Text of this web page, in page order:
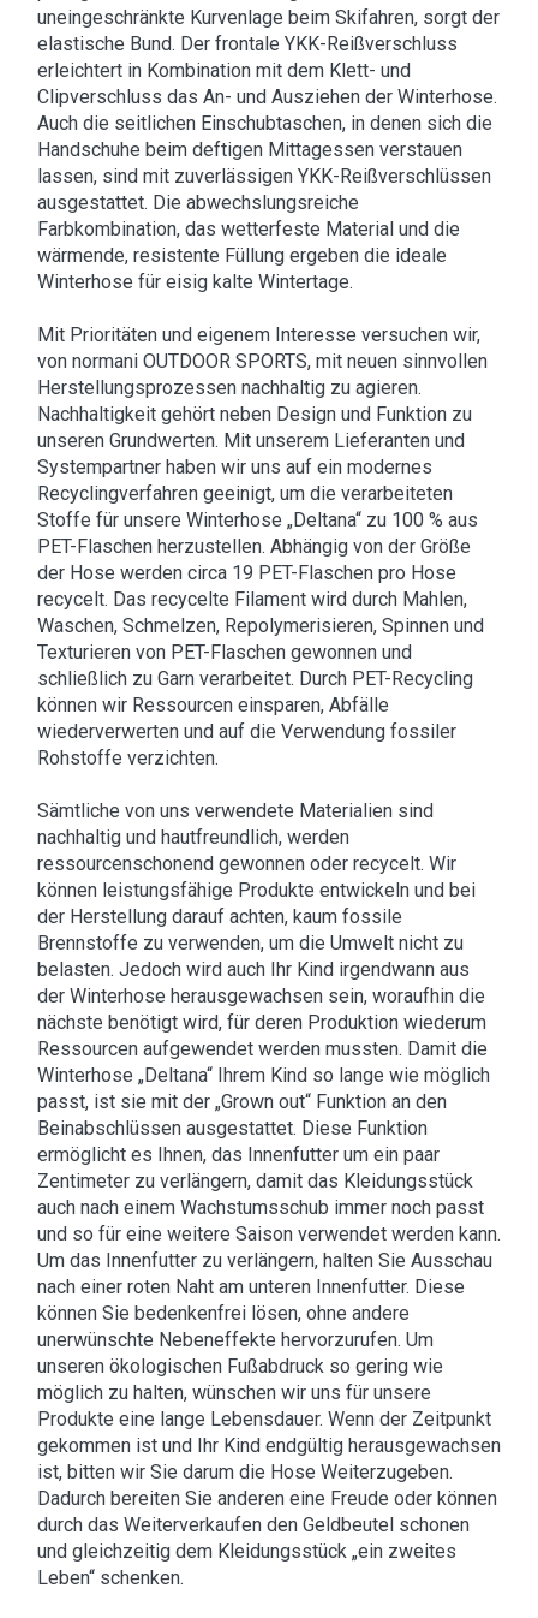
uneingeschränkte Kurvenlage beim Skifahren, sorgt der
elastische Bund. Der frontale YKK-Reißverschluss
erleichtert in Kombination mit dem Klett- und
Clipverschluss das An- und Ausziehen der Winterhose.
Auch die seitlichen Einschubtaschen, in denen sich die
Handschuhe beim deftigen Mittagessen verstauen
lassen, sind mit zuverlässigen YKK-Reißverschlüssen
ausgestattet. Die abwechslungsreiche
Farbkombination, das wetterfeste Material und die
wärmende, resistente Füllung ergeben die ideale
Winterhose für eisig kalte Wintertage.
Mit Prioritäten und eigenem Interesse versuchen wir,
von normani OUTDOOR SPORTS, mit neuen sinnvollen
Herstellungsprozessen nachhaltig zu agieren.
Nachhaltigkeit gehört neben Design und Funktion zu
unseren Grundwerten. Mit unserem Lieferanten und
Systempartner haben wir uns auf ein modernes
Recyclingverfahren geeinigt, um die verarbeiteten
Stoffe für unsere Winterhose „Deltana“ zu 100 % aus
PET-Flaschen herzustellen. Abhängig von der Größe
der Hose werden circa 19 PET-Flaschen pro Hose
recycelt. Das recycelte Filament wird durch Mahlen,
Waschen, Schmelzen, Repolymerisieren, Spinnen und
Texturieren von PET-Flaschen gewonnen und
schließlich zu Garn verarbeitet. Durch PET-Recycling
können wir Ressourcen einsparen, Abfälle
wiederverwerten und auf die Verwendung fossiler
Rohstoffe verzichten.
Sämtliche von uns verwendete Materialien sind
nachhaltig und hautfreundlich, werden
ressourcenschonend gewonnen oder recycelt. Wir
können leistungsfähige Produkte entwickeln und bei
der Herstellung darauf achten, kaum fossile
Brennstoffe zu verwenden, um die Umwelt nicht zu
belasten. Jedoch wird auch Ihr Kind irgendwann aus
der Winterhose herausgewachsen sein, woraufhin die
nächste benötigt wird, für deren Produktion wiederum
Ressourcen aufgewendet werden mussten. Damit die
Winterhose „Deltana“ Ihrem Kind so lange wie möglich
passt, ist sie mit der „Grown out“ Funktion an den
Beinabschlüssen ausgestattet. Diese Funktion
ermöglicht es Ihnen, das Innenfutter um ein paar
Zentimeter zu verlängern, damit das Kleidungsstück
auch nach einem Wachstumsschub immer noch passt
und so für eine weitere Saison verwendet werden kann.
Um das Innenfutter zu verlängern, halten Sie Ausschau
nach einer roten Naht am unteren Innenfutter. Diese
können Sie bedenkenfrei lösen, ohne andere
unerwünschte Nebeneffekte hervorzurufen. Um
unseren ökologischen Fußabdruck so gering wie
möglich zu halten, wünschen wir uns für unsere
Produkte eine lange Lebensdauer. Wenn der Zeitpunkt
gekommen ist und Ihr Kind endgültig herausgewachsen
ist, bitten wir Sie darum die Hose Weiterzugeben.
Dadurch bereiten Sie anderen eine Freude oder können
durch das Weiterverkaufen den Geldbeutel schonen
und gleichzeitig dem Kleidungsstück „ein zweites
Leben“ schenken.